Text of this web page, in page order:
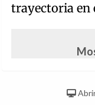
trayectoria en